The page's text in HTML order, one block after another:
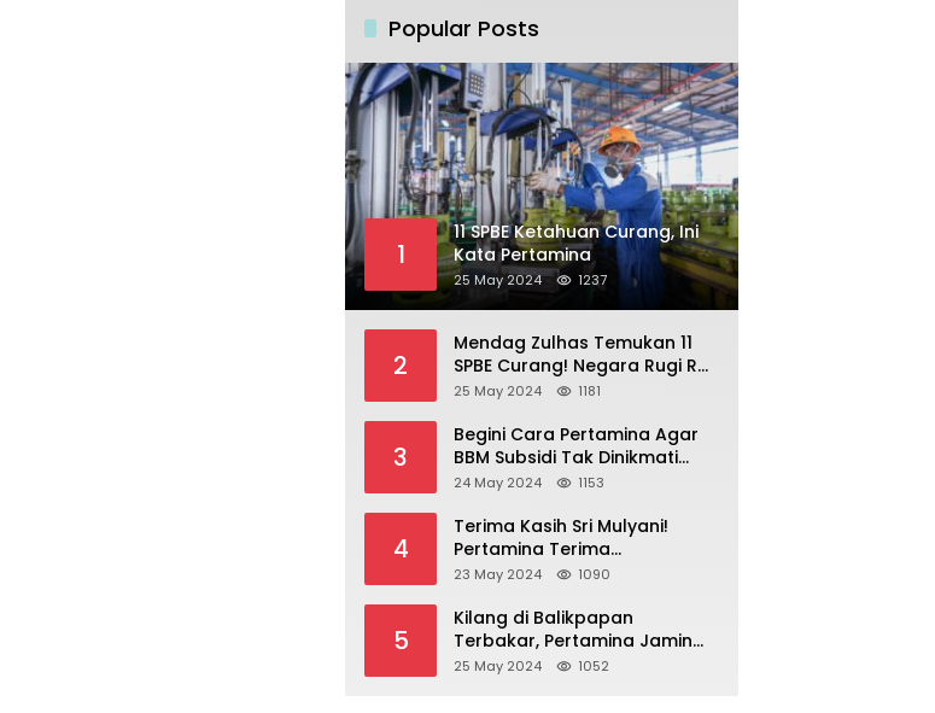
Popular Posts
1
11 SPBE Ketahuan Curang, Ini
Kata Pertamina
25 May 2024 1237
2
Mendag Zulhas Temukan 11
SPBE Curang! Negara Rugi Rp
18,7 Miliar/ Tahun
25 May 2024 1181
3
Begini Cara Pertamina Agar
BBM Subsidi Tak Dinikmati
Orang Kaya!
24 May 2024 1153
4
Terima Kasih Sri Mulyani!
Pertamina Terima
Kompensasi BBM Rp 43,52
23 May 2024 1090
5
Kilang di Balikpapan
Terbakar, Pertamina Jamin
Pasokan BBM Aman
25 May 2024 1052